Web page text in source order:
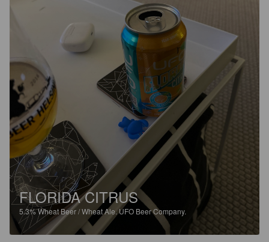
FLORIDA CITRUS
5.3%Wheat Beer / Wheat Ale.UFO Beer Company.